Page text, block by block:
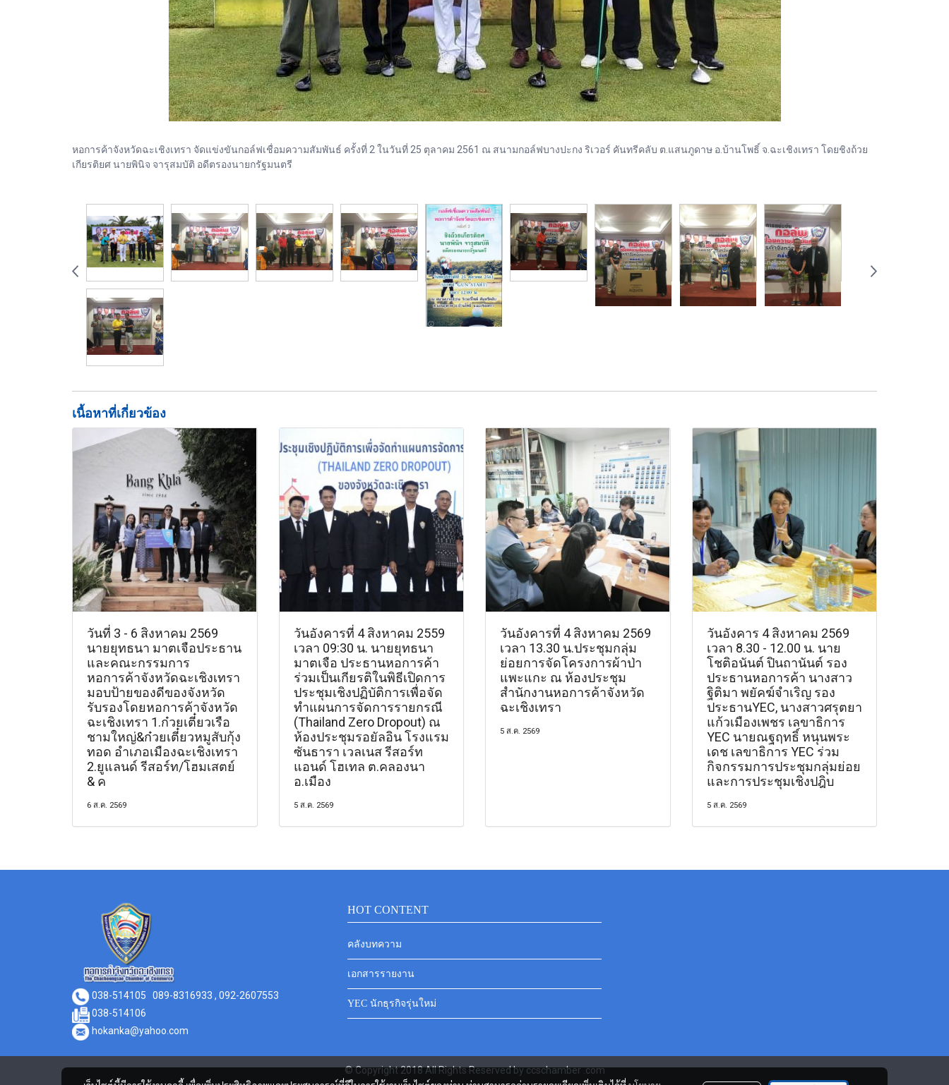
หอการค้าจังหวัดฉะเชิงเทรา จัดแข่งขันกอล์ฟเชื่อมความสัมพันธ์ ครั้งที่ 2 ในวันที่ 25 ตุลาคม 2561 ณ สนามกอล์ฟบางปะกง ริเวอร์ คันทรีคลับ ต.แสนภูดาษ อ.บ้านโพธิ์ จ.ฉะเชิงเทรา โดยชิงถ้วย
เกียรติยศ นายพินิจ จารุสมบัติ อดีตรองนายกรัฐมนตรี
เนื้อหาที่เกี่ยวข้อง
วันที่ 3 - 6 สิงหาคม 2569
นายยุทธนา มาตเจือประธาน
และคณะกรรมการ
หอการค้าจังหวัดฉะเชิงเทรา
มอบป้ายของดีของจังหวัด
รับรองโดยหอการค้าจังหวัด
ฉะเชิงเทรา 1.ก๋วยเตี๋ยวเรือ
ชามใหญ่&ก๋วยเตี๋ยวหมูสับกุ้ง
ทอด อำเภอเมืองฉะเชิงเทรา
2.ยูแลนด์ รีสอร์ท/โฮมเสตย์
& ค
6 ส.ค. 2569
วันอังคารที่ 4 สิงหาคม 2559
เวลา 09:30 น. นายยุทธนา
มาตเจือ ประธานหอการค้า
ร่วมเป็นเกียรติในพิธีเปิดการ
ประชุมเชิงปฏิบัติการเพื่อจัด
ทำแผนการจัดการรายกรณี
(Thailand Zero Dropout) ณ
ห้องประชุมรอยัลอิน โรงแรม
ซันธารา เวลเนส รีสอร์ท
แอนด์ โฮเทล ต.คลองนา
อ.เมือง
5 ส.ค. 2569
วันอังคารที่ 4 สิงหาคม 2569
เวลา 13.30 น.ประชุมกลุ่ม
ย่อยการจัดโครงการผ้าป่า
แพะแกะ ณ ห้องประชุม
สำนักงานหอการค้าจังหวัด
ฉะเชิงเทรา
5 ส.ค. 2569
วันอังคาร 4 สิงหาคม 2569
เวลา 8.30 - 12.00 น. นาย
โชติอนันต์ ปินถานันต์ รอง
ประธานหอการค้า นางสาว
ฐิติมา พยัคฆ์จำเริญ รอง
ประธานYEC, นางสาวศรุตยา
แก้วเมืองเพชร เลขาธิการ
YEC นายณฐฤทธิ์ หนุนพระ
เดช เลขาธิการ YEC ร่วม
กิจกรรมการประชุมกลุ่มย่อย
และการประชุมเชิงปฎิบ
5 ส.ค. 2569
038-514105 089-8316933 , 092-2607553
038-514106
hokanka@yahoo.com
HOT CONTENT
คลังบทความ
เอกสารรายงาน
YEC นักธุรกิจรุ่นใหม่
© Copyright 2018 All Rights Reserved by ccschamber .com